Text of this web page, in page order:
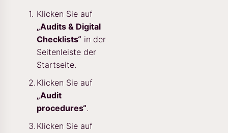
Klicken Sie auf
„Audits & Digital
Checklists“ in der
Seitenleiste der
Startseite.
Klicken Sie auf
„Audit
procedures“.
Klicken Sie auf